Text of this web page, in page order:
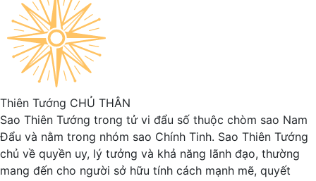
Thiên Tướng CHỦ THÂN
Sao Thiên Tướng trong tử vi đẩu số thuộc chòm sao Nam
Đẩu và nằm trong nhóm sao Chính Tinh. Sao Thiên Tướng
chủ về quyền uy, lý tưởng và khả năng lãnh đạo, thường
mang đến cho người sở hữu tính cách mạnh mẽ, quyết